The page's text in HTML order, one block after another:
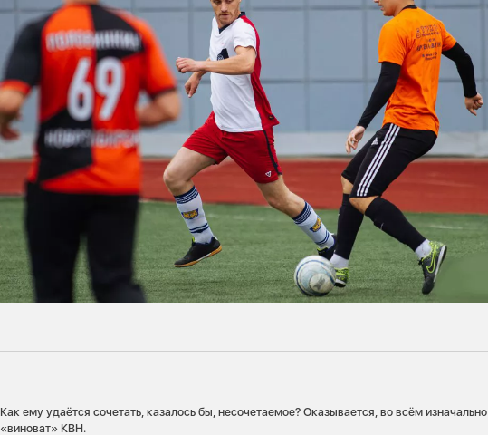
Как ему удаётся сочетать, казалось бы, несочетаемое? Оказывается, во всём изначально
«виноват» КВН.